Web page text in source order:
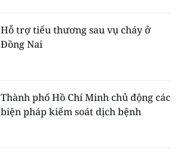
Hỗ trợ tiểu thương sau vụ cháy ở
Đồng Nai
Thành phố Hồ Chí Minh chủ động các
biện pháp kiểm soát dịch bệnh